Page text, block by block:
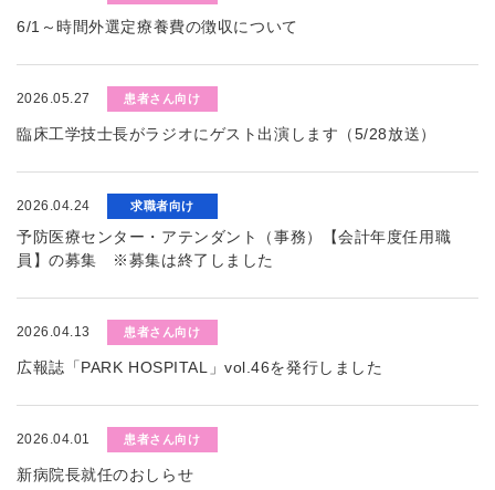
6/1～時間外選定療養費の徴収について
2026.05.27 患者さん向け
臨床工学技士長がラジオにゲスト出演します（5/28放送）
2026.04.24 求職者向け
予防医療センター・アテンダント（事務）【会計年度任用職
員】の募集 ※募集は終了しました
2026.04.13 患者さん向け
広報誌「PARK HOSPITAL」vol.46を発行しました
2026.04.01 患者さん向け
新病院長就任のおしらせ